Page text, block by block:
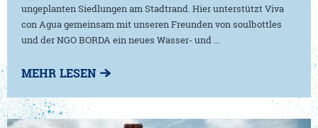
ungeplanten Siedlungen am Stadtrand. Hier unterstützt Viva
con Agua gemeinsam mit unseren Freunden von soulbottles
und der NGO BORDA ein neues Wasser- und …
MEHR LESEN